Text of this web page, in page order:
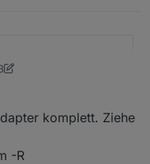
2023, 16:58
komplett. Ziehe
-R